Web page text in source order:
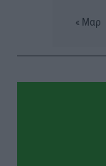
Κόνσολας
Κλειστή αύριο
« Μαρ